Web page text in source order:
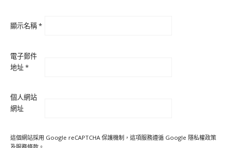
顯示名稱*
電子郵件
地址*
個人網站
網址
這個網站採用 Google reCAPTCHA 保護機制，這項服務遵循 Google 隱私權政策